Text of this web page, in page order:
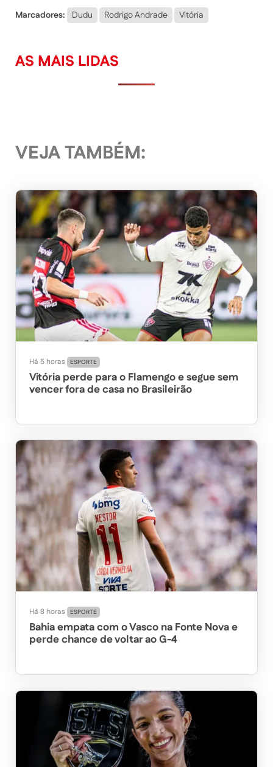
Marcadores: Dudu Rodrigo Andrade Vitória
AS MAIS LIDAS
VEJA TAMBÉM:
Há 5 horas ESPORTE
Vitória perde para o Flamengo e segue sem
vencer fora de casa no Brasileirão
Há 8 horas ESPORTE
Bahia empata com o Vasco na Fonte Nova e
perde chance de voltar ao G-4